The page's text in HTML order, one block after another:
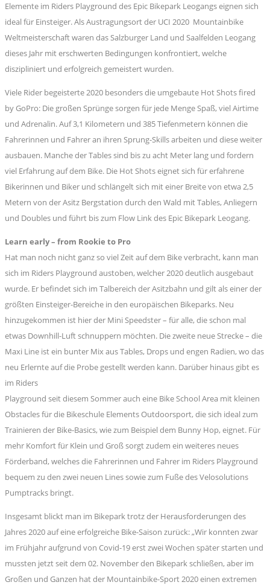
Elemente im Riders Playground des Epic Bikepark Leogangs eignen sich
ideal für Einsteiger. Als Austragungsort der UCI 2020 Mountainbike
Weltmeisterschaft waren das Salzburger Land und Saalfelden Leogang
dieses Jahr mit erschwerten Bedingungen konfrontiert, welche
diszipliniert und erfolgreich gemeistert wurden.
Viele Rider begeisterte 2020 besonders die umgebaute Hot Shots fired
by GoPro: Die großen Sprünge sorgen für jede Menge Spaß, viel Airtime
und Adrenalin. Auf 3,1 Kilometern und 385 Tiefenmetern können die
Fahrerinnen und Fahrer an ihren Sprung-Skills arbeiten und diese weiter
ausbauen. Manche der Tables sind bis zu acht Meter lang und fordern
viel Erfahrung auf dem Bike. Die Hot Shots eignet sich für erfahrene
Bikerinnen und Biker und schlängelt sich mit einer Breite von etwa 2,5
Metern von der Asitz Bergstation durch den Wald mit Tables, Anliegern
und Doubles und führt bis zum Flow Link des Epic Bikepark Leogang.
Learn early – from Rookie to Pro
Hat man noch nicht ganz so viel Zeit auf dem Bike verbracht, kann man
sich im Riders Playground austoben, welcher 2020 deutlich ausgebaut
wurde. Er befindet sich im Talbereich der Asitzbahn und gilt als einer der
größten Einsteiger-Bereiche in den europäischen Bikeparks. Neu
hinzugekommen ist hier der Mini Speedster – für alle, die schon mal
etwas Downhill-Luft schnuppern möchten. Die zweite neue Strecke – die
Maxi Line ist ein bunter Mix aus Tables, Drops und engen Radien, wo das
neu Erlernte auf die Probe gestellt werden kann. Darüber hinaus gibt es
im Riders
Playground seit diesem Sommer auch eine Bike School Area mit kleinen
Obstacles für die Bikeschule Elements Outdoorsport, die sich ideal zum
Trainieren der Bike-Basics, wie zum Beispiel dem Bunny Hop, eignet. Für
mehr Komfort für Klein und Groß sorgt zudem ein weiteres neues
Förderband, welches die Fahrerinnen und Fahrer im Riders Playground
bequem zu den zwei neuen Lines sowie zum Fuße des Velosolutions
Pumptracks bringt.
Insgesamt blickt man im Bikepark trotz der Herausforderungen des
Jahres 2020 auf eine erfolgreiche Bike-Saison zurück: „Wir konnten zwar
im Frühjahr aufgrund von Covid-19 erst zwei Wochen später starten und
mussten jetzt seit dem 02. November den Bikepark schließen, aber im
Großen und Ganzen hat der Mountainbike-Sport 2020 einen extremen